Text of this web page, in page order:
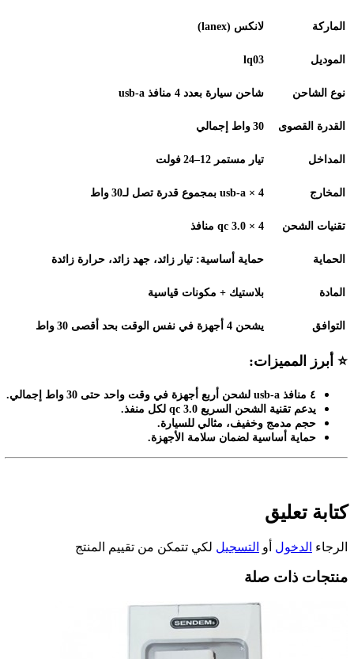
الماركة لانكس (lanex)
الموديل lq03
نوع الشاحن شاحن سيارة بعدد 4 منافذ
القدرة القصوى 30 واط إجمالي
المداخل تيار مستمر 12–24 فولت
المخارج 4 × usb‑a بمجموع قدرة تصل لـ30 واط
تقنيات الشحن qc 3.0 × 4 منافذ
الحماية حماية أساسية: تيار زائد، جهد زائد، حرارة زائدة
المادة بلاستيك + مكونات قياسية
التوافق يشحن 4 أجهزة في نفس الوقت بحد أقصى 30 واط
⭐ أبرز المميزات:
٤ منافذ لشحن أربع أجهزة في وقت واحد حتى 30 واط إجمالي.
يدعم تقنية الشحن السريع
لكل منفذ.
حجم مدمج وخفيف، مثالي للسيارة.
حماية أساسية لضمان سلامة الأجهزة.
كتابة تعليق
الرجاء الدخول أو التسجيل لكي تتمكن من تقييم المنتج
منتجات ذات صلة